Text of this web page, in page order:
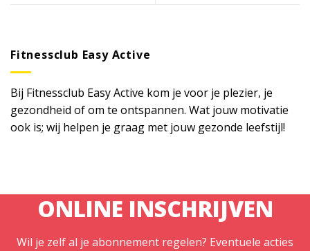
Fitnessclub Easy Active
Bij Fitnessclub Easy Active kom je voor je plezier, je
gezondheid of om te ontspannen. Wat jouw motivatie
ook is; wij helpen je graag met jouw gezonde leefstijl!
ONLINE INSCHRIJVEN
Wil je zelf al je abonnement regelen? Eventuele acties